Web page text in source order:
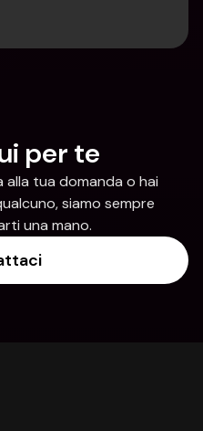
per te
tua domanda o hai
siamo sempre
una mano.